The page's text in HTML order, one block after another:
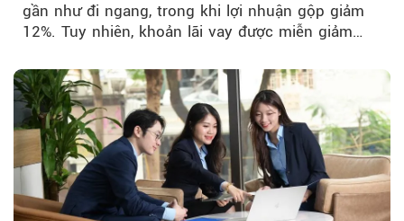
gần như đi ngang, trong khi lợi nhuận gộp giảm
12%. Tuy nhiên, khoản lãi vay được miễn giảm